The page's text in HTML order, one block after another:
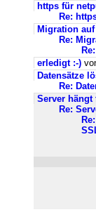
https für
Re:
Migration
Re:
erledigt :-)
Datensätze
Re:
Server hängt
Re: